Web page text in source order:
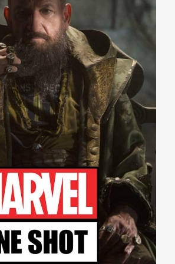
MI6-Agentin Hattie Shaw ist
her…